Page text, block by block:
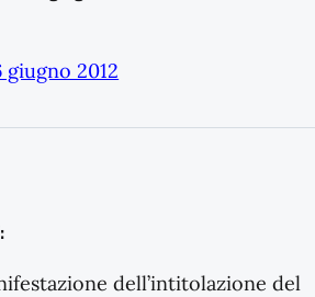
2012
dell’intitolazione del